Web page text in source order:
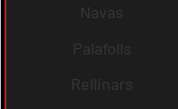
Navas
Palafolls
Rellinars